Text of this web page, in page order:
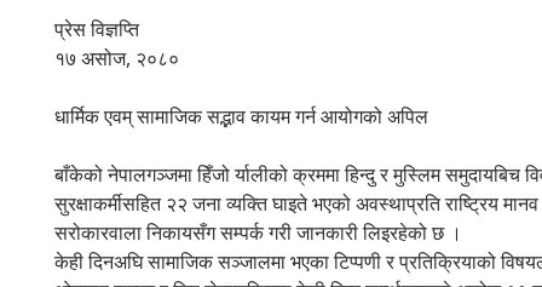
प्रेस विज्ञप्ति
१७ असोज, २०८०
धार्मिक एवम् सामाजिक सद्भाव कायम गर्न आयोगको अपिल
बाँकेको नेपालगञ्जमा हिँजो र्यालीको क्रममा हिन्दु र मुस्लिम समुदायबिच
सुरक्षाकर्मीसहित २२ जना व्यक्ति घाइते भएको अवस्थाप्रति राष्ट्रिय
सरोकारवाला निकायसँग सम्पर्क गरी जानकारी लिइरहेको छ ।
केही दिनअघि सामाजिक सञ्जालमा भएका टिप्पणी र प्रतिक्रियाको